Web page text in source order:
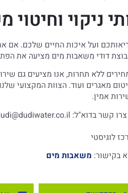
ניקוי וחיטוי
ועל איכות החיים שלכם. אם
דודי משאבות מים מציעה את
ללא תחרות, אנו מציעים גם
מאגרים ועוד. הצוות המקצועי
אמין.
בקישור: משאבות מים